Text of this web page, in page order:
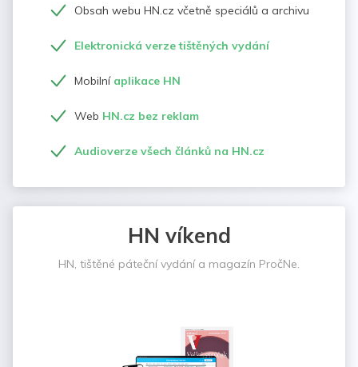
Obsah webu HN.cz včetně speciálů a archivu
Elektronická verze tištěných vydání
Mobilní aplikace HN
Web HN.cz bez reklam
Audioverze všech článků na HN.cz
HN víkend
HN, tištěné páteční vydání a magazín PročNe.